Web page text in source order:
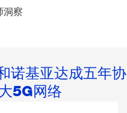
洞察
诺基亚达成五年协
5G网络